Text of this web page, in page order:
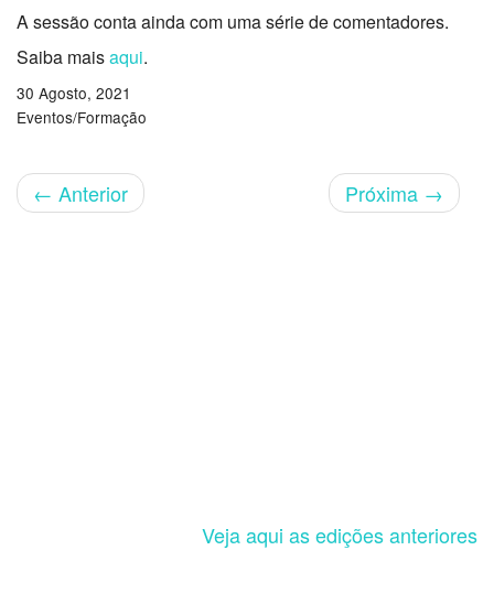
A sessão conta ainda com uma série de comentadores.
Saiba maisaqui.
30 Agosto, 2021
Eventos/Formação
← Anterior Próxima →
Veja aqui as edições anteriores